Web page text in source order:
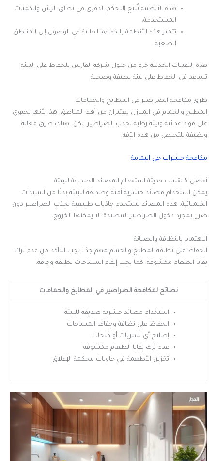
هذه الأنظمة تُتيح التحكم الدقيق في نطاق الرش والكميات
المستخدمة.
تتميز هذه الأنظمة بالكفاءة العالية في الوصول إلى المناطق
الصعبة.
هذه التقنيات الحديثة جزء من حلول شركة الفارس للحفاظ على البيئة.
تساعد في الحفاظ على بيئة نظيفة وصحية.
طرق مكافحة الصراصير في المطابخ والحمامات
المطبخ والحمام في المنازل يعتبران من أهم المناطق. هذا لأنها تحتوي
على مواد غذائية وبيئة رطبة تجذب الصراصير. لكن، هناك طرق فعالة
ونظيفة للتخلص من هذه الآفة.
مكافحة حشرات حي اليمامة
أفضل 5 تقنيات حديثة استخدام المصائد الصديقة للبيئة
يمكن استخدام مصائد حشرية آمنة وصديقة للبيئة بدلًا من المبيدات
الكيميائية. هذه المصائد تستخدم جاذبات طبيعية لجذب الصراصير دون
ضرر. بمجرد دخول الصراصير المصيدة، لا يمكنها الخروج.
الاهتمام بالنظافة والصيانة
الحفاظ على نظافة المطبخ والحمام مهم جدًا. يجب التأكد من عدم ترك
بقايا الطعام مكشوفة. كما يجب إبقاء المساحات نظيفة وجافة.
نصائح لمكافحة الصراصير في المطابخ والحمامات
استخدام مصائد حشرية صديقة للبيئة
الحفاظ على نظافة وجفاف المساحات
إصلاح أي تسربات أو فتحات
عدم ترك بقايا الطعام مكشوفة
تخزين الأطعمة في حاويات محكمة الإغلاق